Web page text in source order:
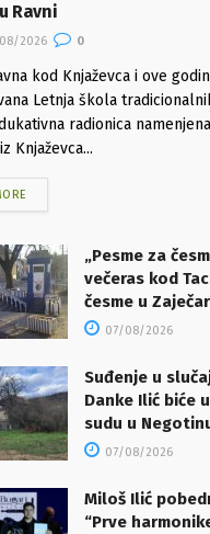
Ravni
2026 0
kod Knjaževca i ove
Letnja škola
radionica namenjena
Knjaževca...
„Pesme za
večeras kod
česme u
07/08/2026
Suđenje u
Danke Ilić biće
sudu u
07/08/2026
Miloš Ilić
“Prve